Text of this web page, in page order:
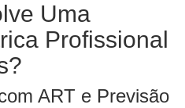
Uma
Profissional
ART e Previsão